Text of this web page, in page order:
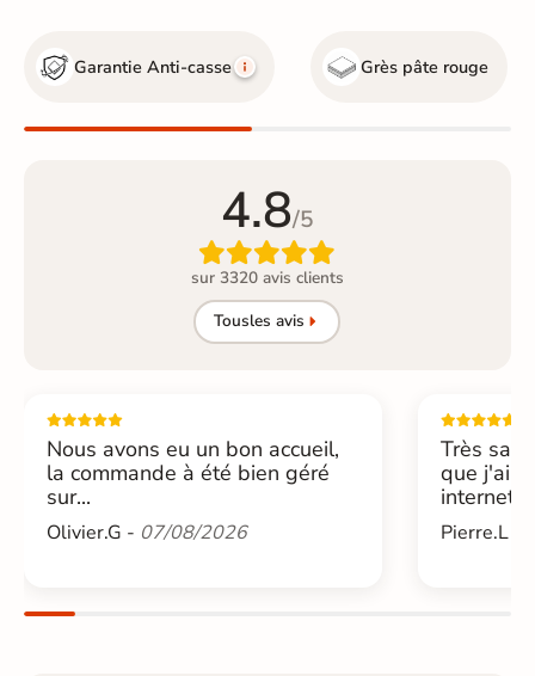
Garantie Anti-casse Grès pâte rouge
4.8/5

sur 3320 avis clients
Tousles avis
Nous avons eu un bon accueil,
la commande à été bien géré
sur...
Olivier.G - 07/08/2026
Très
que j'ai
internet....
Pierre.L -